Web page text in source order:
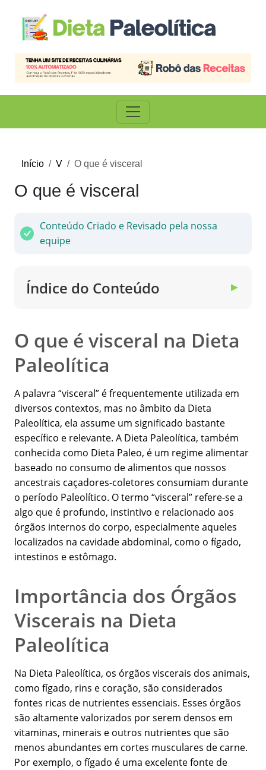
Início V O que é visceral
O que é visceral
Conteúdo Criado e Revisado pela nossa
equipe
Índice do Conteúdo ▼
O que é visceral na Dieta
Paleolítica
A palavra “visceral” é frequentemente utilizada em
diversos contextos, mas no âmbito da Dieta
Paleolítica, ela assume um significado bastante
específico e relevante. A Dieta Paleolítica, também
conhecida como Dieta Paleo, é um regime alimentar
baseado no consumo de alimentos que nossos
ancestrais caçadores-coletores consumiam durante
o período Paleolítico. O termo “visceral” refere-se a
algo que é profundo, instintivo e relacionado aos
órgãos internos do corpo, especialmente aqueles
localizados na cavidade abdominal, como o fígado,
intestinos e estômago.
Importância dos Órgãos
Viscerais na Dieta
Paleolítica
Na Dieta Paleolítica, os órgãos viscerais dos animais,
como fígado, rins e coração, são considerados
fontes ricas de nutrientes essenciais. Esses órgãos
são altamente valorizados por serem densos em
vitaminas, minerais e outros nutrientes que são
menos abundantes em cortes musculares de carne.
Por exemplo, o fígado é uma excelente fonte de